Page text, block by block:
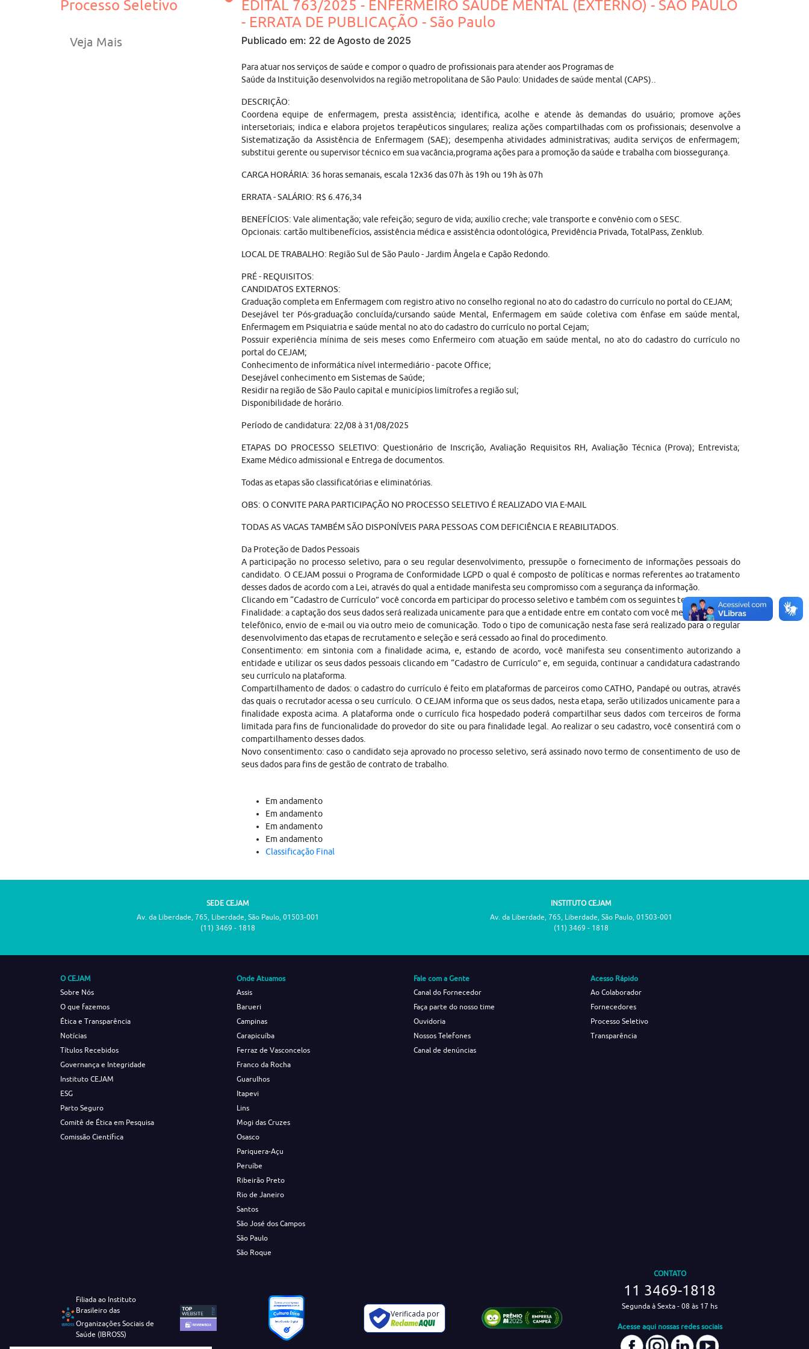
Processo Seletivo
Veja Mais
EDITAL 763/2025 - ENFERMEIRO SAÚDE MENTAL (EXTERNO) - SÃO PAULO
- ERRATA DE PUBLICAÇÃO - São Paulo
Publicado em: 22 de Agosto de 2025
Para atuar nos serviços de saúde e compor o quadro de profissionais para atender aos Programas de
Saúde da Instituição desenvolvidos na região metropolitana de São Paulo: Unidades de saúde mental (CAPS)..
DESCRIÇÃO:
Coordena equipe de enfermagem, presta assistência; identifica, acolhe e atende às demandas do usuário; promove ações
intersetoriais; indica e elabora projetos terapêuticos singulares; realiza ações compartilhadas com os profissionais; desenvolve a
Sistematização da Assistência de Enfermagem (SAE); desempenha atividades administrativas; audita serviços de enfermagem;
substitui gerente ou supervisor técnico em sua vacância,programa ações para a promoção da saúde e trabalha com biossegurança.
CARGA HORÁRIA: 36 horas semanais, escala 12x36 das 07h às 19h ou 19h às 07h
ERRATA - SALÁRIO: R$ 6.476,34
BENEFÍCIOS: Vale alimentação; vale refeição; seguro de vida; auxílio creche; vale transporte e convênio com o SESC.
Opcionais: cartão multibenefícios, assistência médica e assistência odontológica, Previdência Privada, TotalPass, Zenklub.
LOCAL DE TRABALHO: Região Sul de São Paulo - Jardim Ângela e Capão Redondo.
PRÉ - REQUISITOS:
CANDIDATOS EXTERNOS:
Graduação completa em Enfermagem com registro ativo no conselho regional no ato do cadastro do currículo no portal do CEJAM;
Desejável ter Pós-graduação concluída/cursando saúde Mental, Enfermagem em saúde coletiva com ênfase em saúde mental,
Enfermagem em Psiquiatria e saúde mental no ato do cadastro do currículo no portal Cejam;
Possuir experiência mínima de seis meses como Enfermeiro com atuação em saúde mental, no ato do cadastro do currículo no
portal do CEJAM;
Conhecimento de informática nível intermediário - pacote Office;
Desejável conhecimento em Sistemas de Saúde;
Residir na região de São Paulo capital e municípios limítrofes a região sul;
Disponibilidade de horário.
Período de candidatura: 22/08 à 31/08/2025
ETAPAS DO PROCESSO SELETIVO: Questionário de Inscrição, Avaliação Requisitos RH, Avaliação Técnica (Prova); Entrevista;
Exame Médico admissional e Entrega de documentos.
Todas as etapas são classificatórias e eliminatórias.
OBS: O CONVITE PARA PARTICIPAÇÃO NO PROCESSO SELETIVO É REALIZADO VIA E-MAIL
TODAS AS VAGAS TAMBÉM SÃO DISPONÍVEIS PARA PESSOAS COM DEFICIÊNCIA E REABILITADOS.
Da Proteção de Dados Pessoais
A participação no processo seletivo, para o seu regular desenvolvimento, pressupõe o fornecimento de informações pessoais do
candidato. O CEJAM possui o Programa de Conformidade LGPD o qual é composto de políticas e normas referentes ao tratamento
desses dados de acordo com a Lei, através do qual a entidade manifesta seu compromisso com a segurança da informação.
Clicando em “Cadastro de Currículo” você concorda em participar do processo seletivo e também com os seguintes termos:
Finalidade: a captação dos seus dados será realizada unicamente para que a entidade entre em contato com você mediante contato
telefônico, envio de e-mail ou via outro meio de comunicação. Todo o tipo de comunicação nesta fase será realizado para o regular
desenvolvimento das etapas de recrutamento e seleção e será cessado ao final do procedimento.
Consentimento: em sintonia com a finalidade acima, e, estando de acordo, você manifesta seu consentimento autorizando a
entidade e utilizar os seus dados pessoais clicando em “Cadastro de Currículo” e, em seguida, continuar a candidatura cadastrando
seu currículo na plataforma.
Compartilhamento de dados: o cadastro do currículo é feito em plataformas de parceiros como CATHO, Pandapé ou outras, através
das quais o recrutador acessa o seu currículo. O CEJAM informa que os seus dados, nesta etapa, serão utilizados unicamente para a
finalidade exposta acima. A plataforma onde o currículo fica hospedado poderá compartilhar seus dados com terceiros de forma
limitada para fins de funcionalidade do provedor do site ou para finalidade legal. Ao realizar o seu cadastro, você consentirá com o
compartilhamento desses dados.
Novo consentimento: caso o candidato seja aprovado no processo seletivo, será assinado novo termo de consentimento de uso de
seus dados para fins de gestão de contrato de trabalho.
Em andamento
Em andamento
Em andamento
Em andamento
Classificação Final
SEDE CEJAM
Av. da Liberdade, 765, Liberdade, São Paulo, 01503-001
(11) 3469 - 1818
INSTITUTO CEJAM
Av. da Liberdade, 765, Liberdade, São Paulo, 01503-001
(11) 3469 - 1818
O CEJAM
Sobre Nós
O que fazemos
Ética e Transparência
Notícias
Títulos Recebidos
Governança e Integridade
Instituto CEJAM
ESG
Parto Seguro
Comitê de Ética em Pesquisa
Comissão Científica
Onde Atuamos
Assis
Barueri
Campinas
Carapicuíba
Ferraz de Vasconcelos
Franco da Rocha
Guarulhos
Itapevi
Lins
Mogi das Cruzes
Osasco
Pariquera-Açu
Peruíbe
Ribeirão Preto
Rio de Janeiro
Santos
São José dos Campos
São Paulo
São Roque
Fale com a Gente
Canal do Fornecedor
Faça parte do nosso time
Ouvidoria
Nossos Telefones
Canal de denúncias
Acesso Rápido
Ao Colaborador
Fornecedores
Processo Seletivo
Transparência
Filiada ao Instituto
Brasileiro das
Organizações Sociais de
Saúde (IBROSS)
Verificada por
CONTATO
11 3469-1818
Segunda à Sexta - 08 às 17 hs
Acesse aqui nossas redes sociais